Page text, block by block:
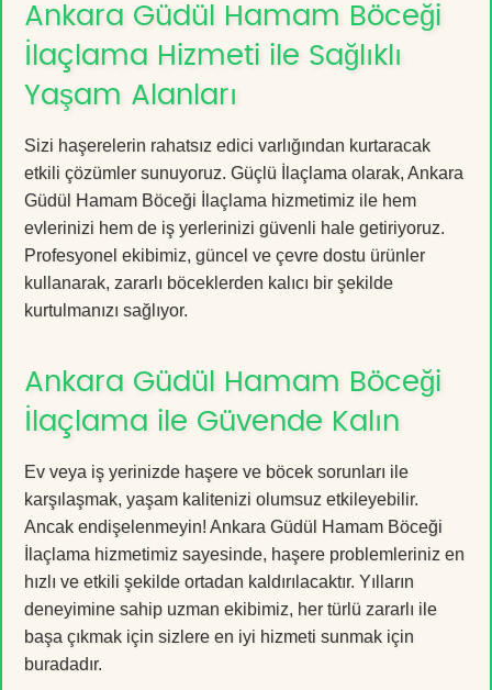
Ankara Güdül Hamam Böceği
İlaçlama Hizmeti ile Sağlıklı
Yaşam Alanları
Sizi haşerelerin rahatsız edici varlığından kurtaracak
etkili çözümler sunuyoruz. Güçlü İlaçlama olarak, Ankara
Güdül Hamam Böceği İlaçlama hizmetimiz ile hem
evlerinizi hem de iş yerlerinizi güvenli hale getiriyoruz.
Profesyonel ekibimiz, güncel ve çevre dostu ürünler
kullanarak, zararlı böceklerden kalıcı bir şekilde
kurtulmanızı sağlıyor.
Ankara Güdül Hamam Böceği
İlaçlama ile Güvende Kalın
Ev veya iş yerinizde haşere ve böcek sorunları ile
karşılaşmak, yaşam kalitenizi olumsuz etkileyebilir.
Ancak endişelenmeyin! Ankara Güdül Hamam Böceği
İlaçlama hizmetimiz sayesinde, haşere problemleriniz en
hızlı ve etkili şekilde ortadan kaldırılacaktır. Yılların
deneyimine sahip uzman ekibimiz, her türlü zararlı ile
başa çıkmak için sizlere en iyi hizmeti sunmak için
buradadır.